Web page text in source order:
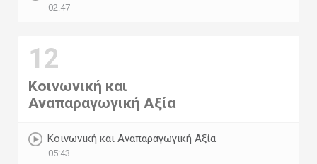
02:47
12
Κοινωνική και
Αναπαραγωγική Αξία
Κοινωνική και Αναπαραγωγική Αξία
05:43